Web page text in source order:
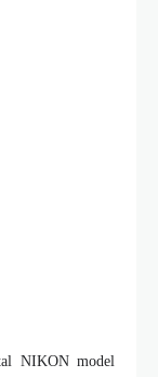
NIKON model